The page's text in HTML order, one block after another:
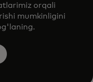
orqali
mumkinligini